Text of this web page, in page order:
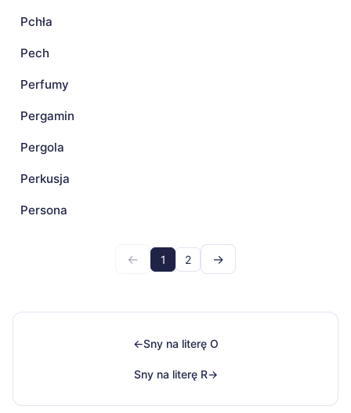
Pchła
Pech
Perfumy
Pergamin
Pergola
Perkusja
Persona
← 1 2 →
←Sny na literę O
Sny na literę R→